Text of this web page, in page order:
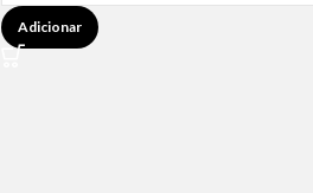
Adicionar